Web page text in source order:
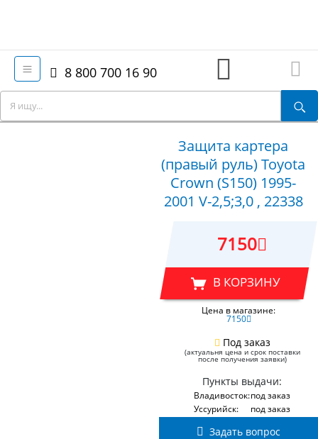
8 800 700 16 90
Защита картера
(правый руль) Toyota
Crown (S150) 1995-
2001 V-2,5;3,0 , 22338
7150
В КОРЗИНУ
Цена в магазине:
7150
Под заказ
(актуальня цена и срок поставки
после получения заявки)
Пункты выдачи:
Владивосток:под заказ
Уссурийск:
под заказ
Задать вопрос